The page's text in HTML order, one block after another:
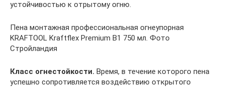
устойчивостью к отрытому огню.
Пена монтажная профессиональная огнеупорная
KRAFTOOL Kraftflex Premium B1 750 мл. Фото
Стройландия
Класс огнестойкости. Время, в течение которого пена
успешно сопротивляется воздействию открытого